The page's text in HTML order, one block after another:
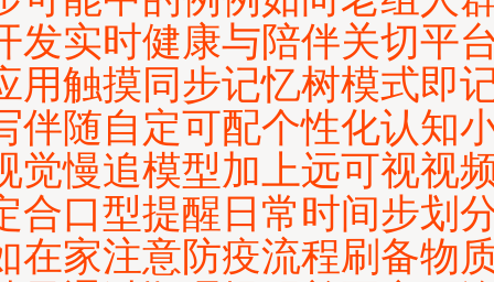
发实时健康与陪伴关切平
用触摸同步记忆树模式即
伴随自定可配个性化认知
觉慢追模型加上远可视视
合口型提醒日常时间步划
在家注意防疫流程刷备物